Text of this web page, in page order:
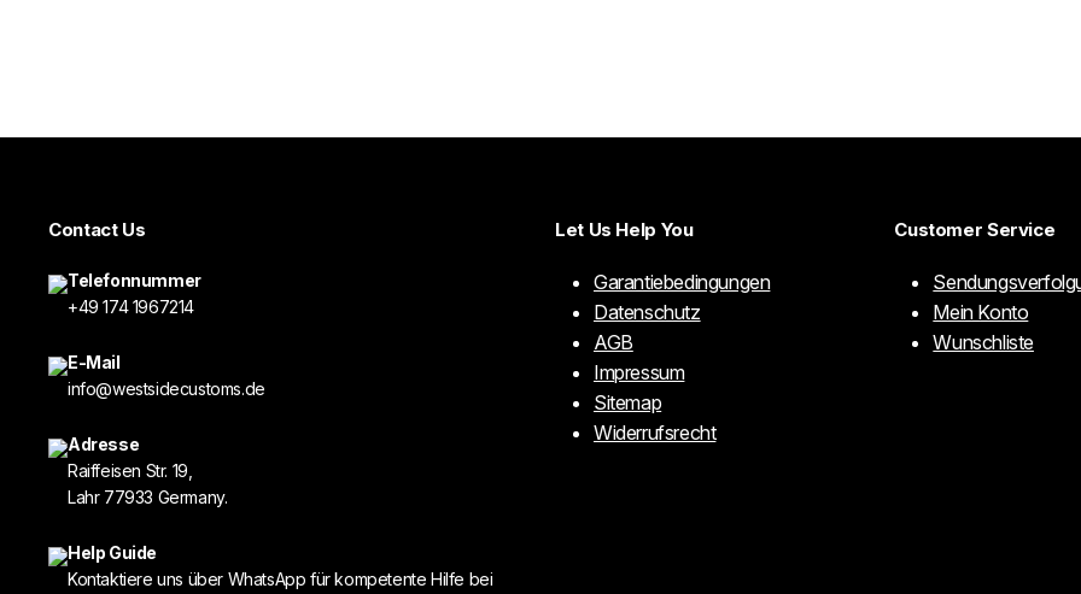
Contact Us
Telefonnummer
+49 174 1967214
E-Mail
info@westsidecustoms.de
Adresse
Raiffeisen Str. 19,
Lahr 77933 Germany.
Help Guide
Kontaktiere uns über WhatsApp für kompetente Hilfe bei
Let Us Help You
Garantiebedingungen
Datenschutz
AGB
Impressum
Sitemap
Widerrufsrecht
Customer Service
Mein Konto
Wunschliste